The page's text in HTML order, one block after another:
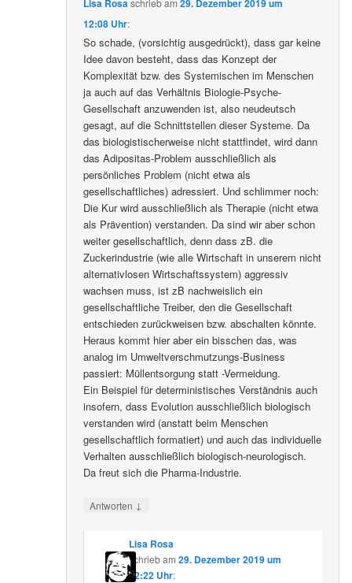
Lisa Rosaschriebam29. Dezember 2019 um
12:08 Uhr:
So schade, (vorsichtig ausgedrückt), dass gar keine
Idee davon besteht, dass das Konzept der
Komplexität bzw. des Systemischen im Menschen
ja auch auf das Verhältnis Biologie-Psyche-
Gesellschaft anzuwenden ist, also neudeutsch
gesagt, auf die Schnittstellen dieser Systeme. Da
das biologistischerweise nicht stattfindet, wird dann
das Adipositas-Problem ausschließlich als
persönliches Problem (nicht etwa als
gesellschaftliches) adressiert. Und schlimmer noch:
Die Kur wird ausschließlich als Therapie (nicht etwa
als Prävention) verstanden. Da sind wir aber schon
weiter gesellschaftlich, denn dass zB. die
Zuckerindustrie (wie alle Wirtschaft in unserem nicht
alternativlosen Wirtschaftssystem) aggressiv
wachsen muss, ist zB nachweislich ein
gesellschaftliche Treiber, den die Gesellschaft
entschieden zurückweisen bzw. abschalten könnte.
Heraus kommt hier aber ein bisschen das, was
analog im Umweltverschmutzungs-Business
passiert: Müllentsorgung statt -Vermeidung.
Ein Beispiel für deterministisches Verständnis auch
insofern, dass Evolution ausschließlich biologisch
verstanden wird (anstatt beim Menschen
gesellschaftlich formatiert) und auch das individuelle
Verhalten ausschließlich biologisch-neurologisch.
Da freut sich die Pharma-Industrie.
Antworten ↓
Lisa Rosa
schriebam 29. Dezember 2019 um
12:22 Uhr: